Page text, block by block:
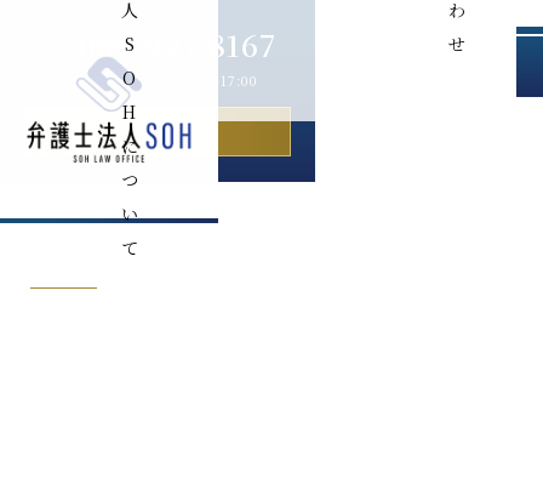
人
S
O
H
に
つ
い
て
わ
せ
089-993-8167
［受付時間］平日 9:00〜17:00
お問い合わせ